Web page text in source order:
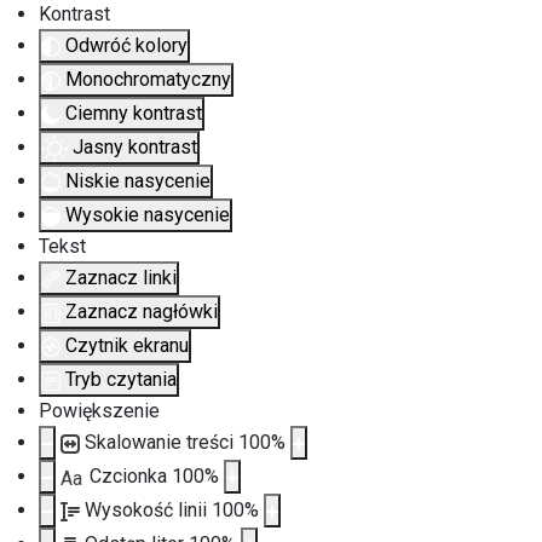
Kontrast
Odwróć kolory
Monochromatyczny
Ciemny kontrast
Jasny kontrast
Niskie nasycenie
Wysokie nasycenie
Tekst
Zaznacz linki
Zaznacz nagłówki
Czytnik ekranu
Tryb czytania
Powiększenie
Skalowanie treści 100%
Aa Czcionka 100%
Wysokość linii 100%